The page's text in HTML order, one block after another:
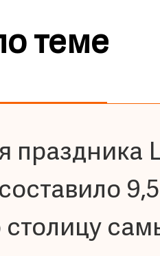
теме
праздника
столицу